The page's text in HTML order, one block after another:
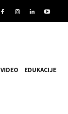
VIDEO EDUKACIJE